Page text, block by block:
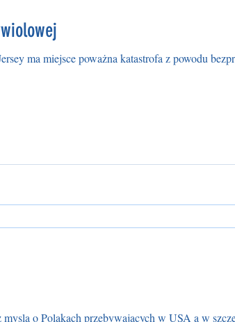
ma miejsce poważna katastrofa z powodu
o Polakach przebywajacych w USA a w